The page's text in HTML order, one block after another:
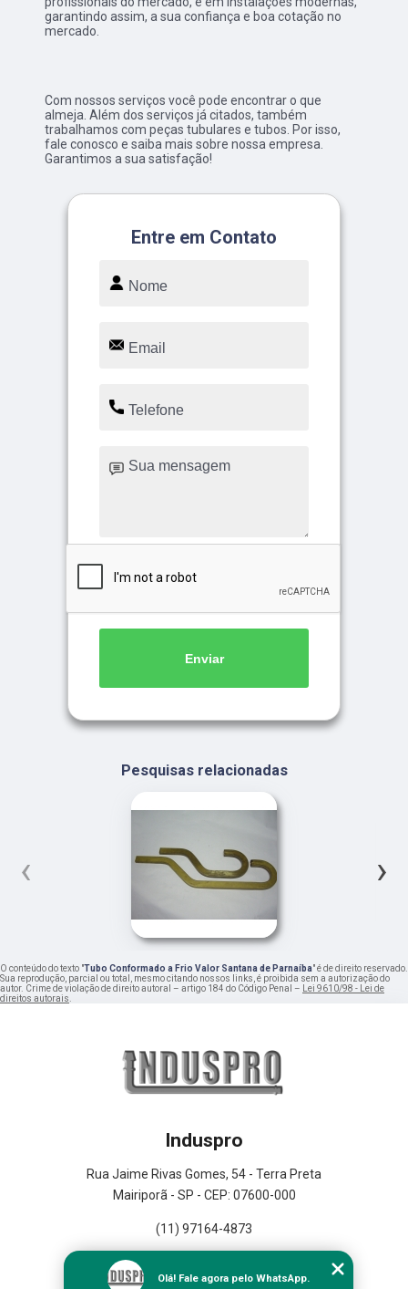
garantindo assim, a sua confiança e boa cotação no
mercado.
Com nossos serviços você pode encontrar o que
almeja. Além dos serviços já citados, também
trabalhamos com peças tubulares e tubos. Por isso,
fale conosco e saiba mais sobre nossa empresa.
Garantimos a sua satisfação!
Entre em Contato
Enviar
Pesquisas relacionadas
‹ ›
O conteúdo do texto "Tubo Conformado a Frio Valor Santana de Parnaíba" é de direito reservado.
Sua reprodução, parcial ou total, mesmo citando nossos links, é proibida sem a autorização do
autor. Crime de violação de direito autoral – artigo 184 do Código Penal – Lei 9610/98 - Lei de
direitos autorais.
Induspro
Rua Jaime Rivas Gomes, 54 - Terra Preta
Mairiporã - SP - CEP: 07600-000
(11) 97164-4873
Empresa
Olá! Fale agora pelo WhatsApp.